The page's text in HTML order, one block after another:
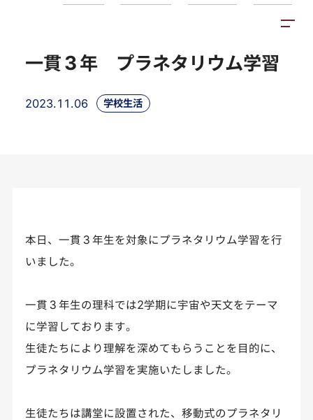
一貫３年 プラネタリウム学習
2023.11.06 学校生活
本日、一貫３年生を対象にプラネタリウム学習を行
いました。
一貫３年生の理科では2学期に宇宙や天文をテーマ
に学習しております。
生徒たちにより理解を深めてもらうことを目的に、
プラネタリウム学習を実施いたしました。
生徒たちは講堂に設置された、移動式のプラネタリ